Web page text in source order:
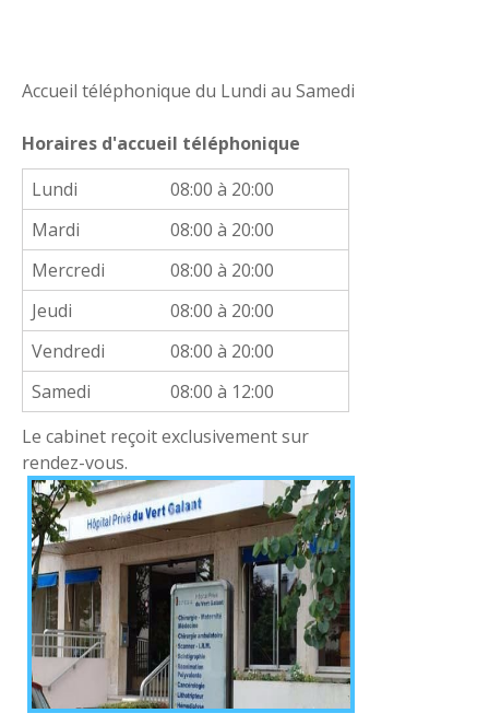
Accueil téléphonique du Lundi au Samedi
Horaires d'accueil téléphonique
Lundi
08:00 à 20:00
Mardi
08:00 à 20:00
Mercredi
08:00 à 20:00
Jeudi
08:00 à 20:00
Vendredi
08:00 à 20:00
Samedi
08:00 à 12:00
Le cabinet reçoit exclusivement sur
rendez-vous.